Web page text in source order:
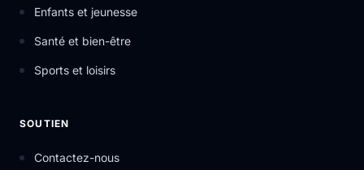
Enfants et jeunesse
Santé et bien-être
Sports et loisirs
SOUTIEN
Contactez-nous